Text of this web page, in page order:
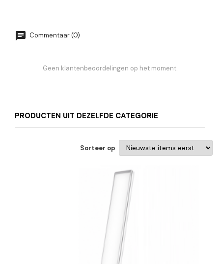
Commentaar (0)
Geen klantenbeoordelingen op het moment.
PRODUCTEN UIT DEZELFDE CATEGORIE
Sorteer op